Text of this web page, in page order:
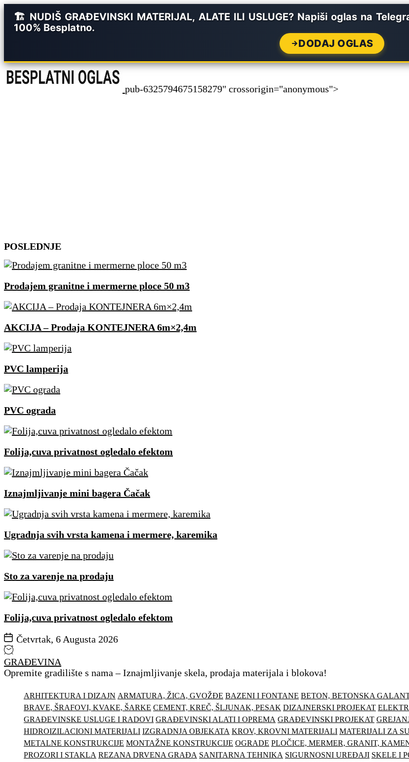
🏗️ NUDIŠ GRAĐEVINSKI MATERIJAL, ALATE ILI USLUGE? Napiši oglas na
100% Besplatno.
DODAJ OGLAS
pub-6325794675158279" crossorigin="anonymous">
Skip
content
POSLEDNJE
Prodajem granitne i mermerne ploce 50 m3
AKCIJA – Prodaja KONTEJNERA 6m×2,4m
PVC lamperija
PVC ograda
Folija,cuva privatnost ogledalo efektom
Iznajmljivanje mini bagera Čačak
Ugradnja svih vrsta kamena i mermere, karemika
Sto za varenje na prodaju
Folija,cuva privatnost ogledalo efektom
Četvrtak, 6 Augusta 2026
GRAĐEVINA
Opremite gradilište s nama – Iznajmljivanje skela, prodaja materijala i blokova!
ARHITEKTURA I DIZAJN ARMATURA, ŽICA, GVOŽĐE BAZENI I FONTANE BETON, BETONSKA
BRAVE, ŠRAFOVI, KVAKE, ŠARKE CEMENT, KREČ, ŠLJUNAK, PESAK DIZAJNERSKI PROJEKAT
GRAĐEVINSKE USLUGE I RADOVI GRAĐEVINSKI ALATI I OPREMA GRAĐEVINSKI PROJEKAT
HIDROIZILACIONI MATERIJALI IZGRADNJA OBJEKATA KROV, KROVNI MATERIJALI MATERIJALI ZA
METALNE KONSTRUKCIJE MONTAŽNE KONSTRUKCIJE OGRADE PLOČICE, MERMER, GRANIT,
PROZORI I STAKLA REZANA DRVENA GRAĐA SANITARNA TEHNIKA SIGURNOSNI UREĐAJI SKELE I